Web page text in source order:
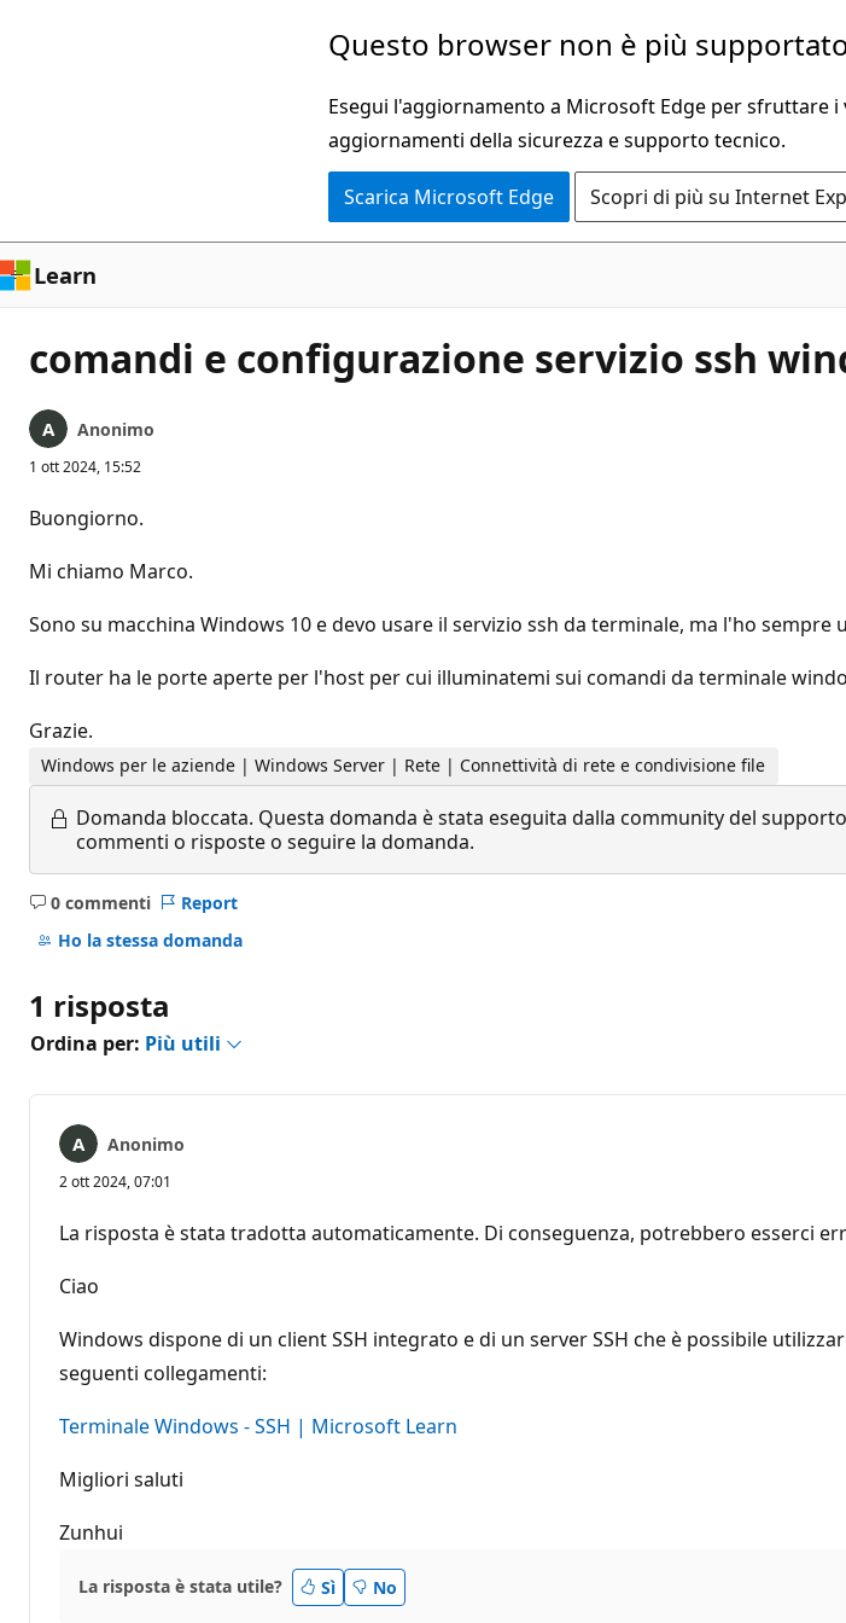
Questo browser non è più
Esegui l'aggiornamento a Microsoft Edge per sfruttare
aggiornamenti della sicurezza e supporto tecnico.
Scarica Microsoft Edge Scopri di più su Internet
Learn
comandi e configurazione servizio ssh
Anonimo
1 ott 2024, 15:52
Buongiorno.
Mi chiamo Marco.
Sono su macchina Windows 10 e devo usare il servizio ssh da terminale, ma l'ho
Il router ha le porte aperte per l'host per cui illuminatemi sui comandi da terminale
Grazie.
Windows per le aziende | Windows Server | Rete | Connettività di rete e condivisione file
Domanda bloccata. Questa domanda è stata eseguita dalla community del
commenti o risposte o seguire la domanda.
0 commenti
Nessun
commento
Report
Ho la stessa domanda
1 risposta
Ordina per: Più utili
Anonimo
2 ott 2024, 07:01
La risposta è stata tradotta automaticamente. Di conseguenza, potrebbero esserci
Ciao
Windows dispone di un client SSH integrato e di un server SSH che è possibile
seguenti collegamenti:
Terminale Windows - SSH | Microsoft Learn
Migliori saluti
Zunhui
La risposta è stata utile? Sì No